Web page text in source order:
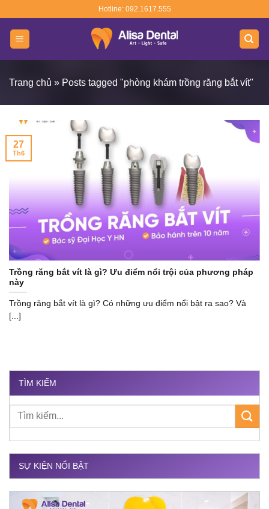
content
Hotline: 092.1617.555
Trang chủ » Posts tagged "phòng khám trồng răng bắt vít"
Trồng răng bắt vít là gì? Ưu điểm nổi trội của phương pháp
này
Trồng răng bắt vít là gì? Có những ưu điểm nổi bật ra sao? Và
[...]
27
Th6
TÌM KIẾM
SỰ KIỆN NỔI BẬT